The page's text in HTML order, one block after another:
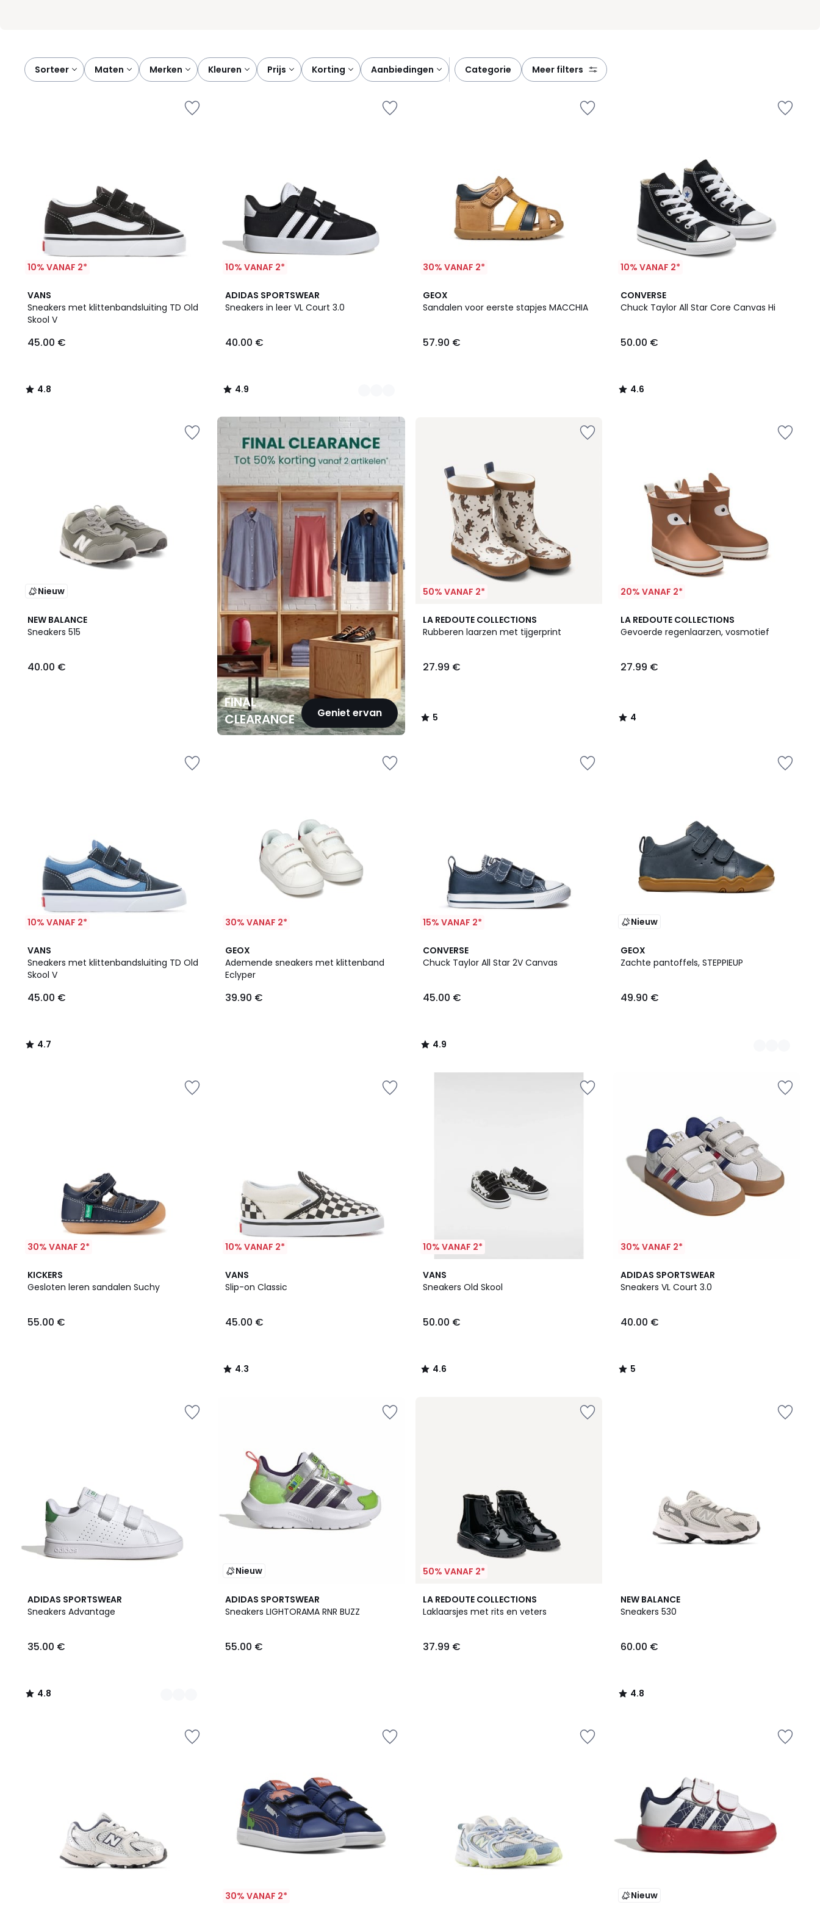
Sorteer maten merken kleuren prijs korting aanbiedingen categorie meer filters
10% VANAF 2*
VANS
Sneakers met klittenbandsluiting TD Old
Skool V
€.
45.00 €
4.8
/ 5
4.8
/
10% VANAF 2*
ADIDAS SPORTSWEAR
Sneakers in leer VL Court 3.0
40.00 €
4.9
/ 5
3
Kleuren
4.9
/
30% VANAF 2*
GEOX
Sandalen voor eerste stapjes MACCHIA
57.90 €
10% VANAF 2*
CONVERSE
Chuck Taylor All Star Core Canvas Hi
50.00 €
4.6
/ 5
4.6
/
Nieuw
NEW BALANCE
Sneakers 515
40.00 €
FINAL
CLEARANCE
Geniet ervan
FINAL
CLEARANCE
50% VANAF 2*
LA REDOUTE COLLECTIONS
Rubberen laarzen met tijgerprint
27.99 €
5
/
5
/
20% VANAF 2*
LA REDOUTE COLLECTIONS
Gevoerde regenlaarzen, vosmotief
27.99 €
4
/
4
/
10% VANAF 2*
VANS
Sneakers met klittenbandsluiting TD Old
Skool V
45.00 €
4.7
/ 5
4.7
/
30% VANAF 2*
GEOX
Ademende sneakers met klittenband
Eclyper
39.90 €
15% VANAF 2*
CONVERSE
Chuck Taylor All Star 2V Canvas
45.00 €
4.9
/ 5
4.9
/
Nieuw
GEOX
Zachte pantoffels, STEPPIEUP
49.90 €
2
Kleuren
30% VANAF 2*
KICKERS
Gesloten leren sandalen Suchy
55.00 €
10% VANAF 2*
VANS
Slip-on Classic
45.00 €
4.3
/ 5
4.3
/
10% VANAF 2*
VANS
Sneakers Old Skool
50.00 €
4.6
/ 5
4.6
/
30% VANAF 2*
ADIDAS SPORTSWEAR
Sneakers VL Court 3.0
40.00 €
5
/
5
/
ADIDAS SPORTSWEAR
Sneakers Advantage
35.00 €
4.8
/ 5
2
Kleuren
4.8
/
Nieuw
ADIDAS SPORTSWEAR
Sneakers LIGHTORAMA RNR BUZZ
55.00 €
50% VANAF 2*
LA REDOUTE COLLECTIONS
Laklaarsjes met rits en veters
37.99 €
NEW BALANCE
Sneakers 530
60.00 €
4.8
/ 5
4.8
/
30% VANAF 2* Nieuw